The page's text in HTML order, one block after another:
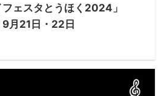
ェスタとうほく2024」
月21日・22日